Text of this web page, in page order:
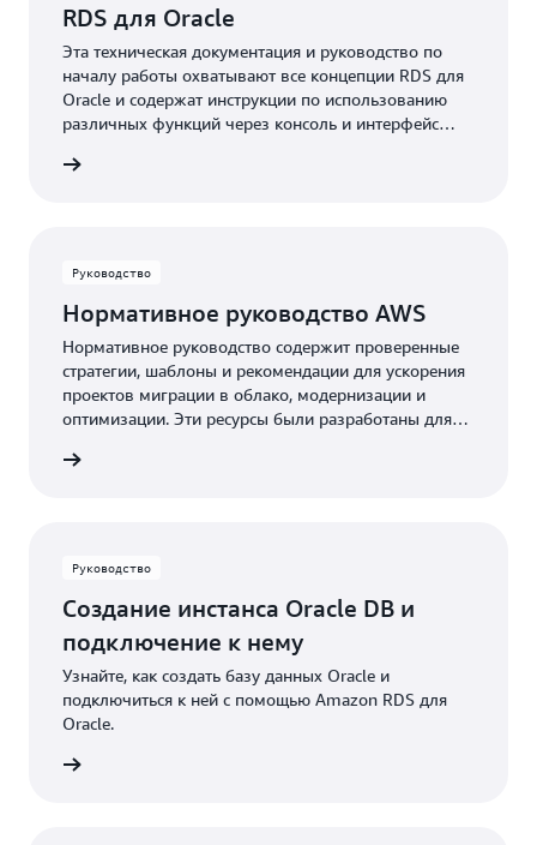
RDS для Oracle
Эта техническая документация и руководство по
началу работы охватывают все концепции RDS для
Oracle и содержат инструкции по использованию
различных функций через консоль и интерфейс
Руководство
Нормативное руководство AWS
Нормативное руководство содержит проверенные
стратегии, шаблоны и рекомендации для ускорения
проектов миграции в облако, модернизации и
оптимизации. Эти ресурсы были разработаны для
сообществом партнеров AWS.
Руководство
Создание инстанса Oracle DB и
подключение к нему
Узнайте, как создать базу данных Oracle и
подключиться к ней с помощью Amazon RDS для
Oracle.